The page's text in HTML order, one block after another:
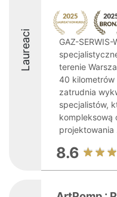
Laureaci
GAZ-SERWIS-
terenie
40 kilometrów
zatrudnia
specjalistów,
kompleksową
projektowania
8.6